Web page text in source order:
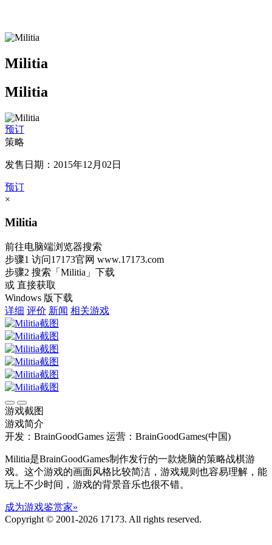
Militia
Militia
预订
策略
发售日期：2015年12月02日
预订
×
Militia
前往电脑端浏览器搜索
步骤1 访问17173官网 www.17173.com
步骤2 搜索 「Militia」 下载
或 直接获取
Windows 版下载
详细 评价 新闻 相关游戏
游戏截图
游戏简介
开发：BrainGoodGames 运营：BrainGoodGames(中国)
Militia是BrainGoodGames制作发行的一款烧脑的策略战棋游
戏。这个游戏的画面风格比较简洁，游戏规则也容易理解，能
玩上不少时间，游戏的背景音乐也很不错。
成为游戏鉴赏家»
Copyright © 2001-2026 17173. All rights reserved.